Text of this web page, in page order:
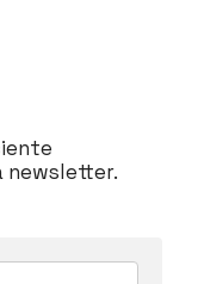
newsletter.